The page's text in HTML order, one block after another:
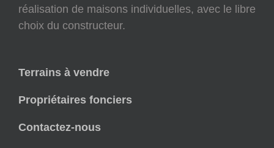
réalisation de maisons individuelles, avec le libre
choix du constructeur.
Terrains à vendre
Propriétaires fonciers
Contactez-nous